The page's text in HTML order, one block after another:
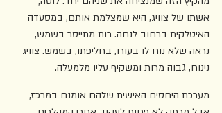
אשתו של צוויג, היא שמצלמת אותם, במסעדה
האיטלקית ברחוב לנחה. רות מתייסר בשמש,
נראה שלא נוח לו בעורו, בחליפתו, בשמש. צוויג
נינוח, גבוה מרות ומשקיף עליו מלמעלה.
מערכת היחסים האישית שלהם אומנם במרכז,